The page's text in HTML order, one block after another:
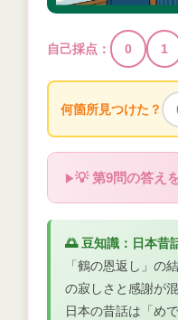
自己採点： 0 1
何箇所見つけた？
💡 第9問の答え
🌅 豆知識：日本昔
「鶴の恩返し」の
の寂しさと感謝が
日本の昔話は「め